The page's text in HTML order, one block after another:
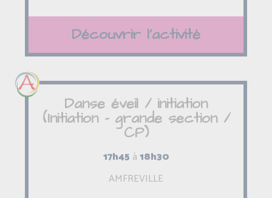
Découvrir l'activité
Danse éveil / initiation
(Initiation - grande section /
CP)
17h45 à18h30
AMFREVILLE